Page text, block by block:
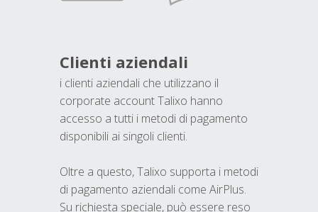
Clienti aziendali
i clienti aziendali che utilizzano il
corporate account Talixo hanno
accesso a tutti i metodi di pagamento
disponibili ai singoli clienti.
Oltre a questo, Talixo supporta i metodi
di pagamento aziendali come AirPlus.
Su richiesta speciale, può essere reso